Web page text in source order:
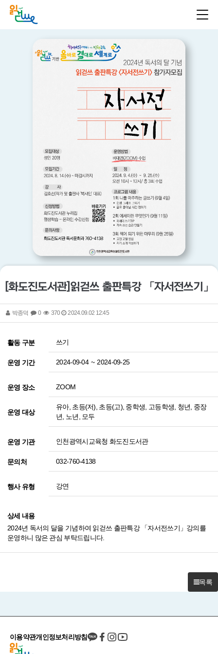
[화도진도서관]읽걷쓰 출판특강 「자서전쓰기」
박종덕 0 370 2024.09.02 12:45
활동 구분 쓰기
운영 기간 2024-09-04 ~ 2024-09-25
운영 장소 ZOOM
운영 대상
유아, 초등(저), 초등(고), 중학생, 고등학생, 청년, 중장
년, 노년, 모두
운영 기관 인천광역시교육청 화도진도서관
문의처 032-760-4138
행사 유형 강연
상세 내용
2024년 독서의 달을 기념하여 읽걷쓰 출판특강 「자서전쓰기」강의를
운영하니 많은 관심 부탁드립니다.
목록
이용약관개인정보처리방침